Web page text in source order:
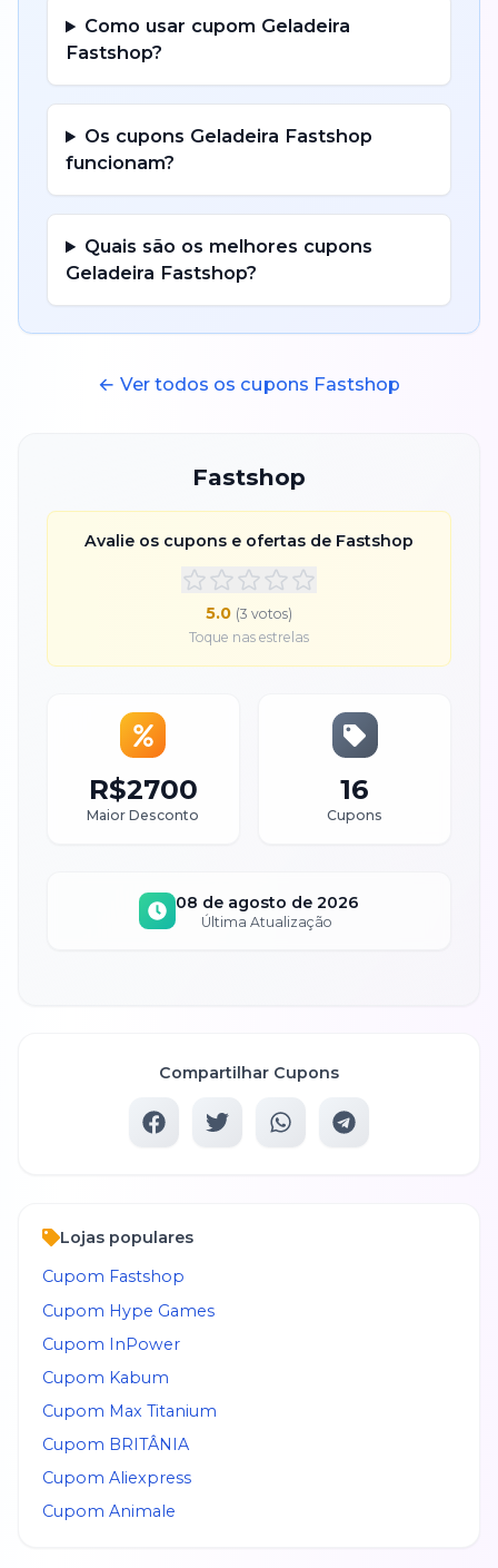
Como usar cupom Geladeira
Fastshop?
Os cupons Geladeira Fastshop
funcionam?
Quais são os melhores cupons
Geladeira Fastshop?
← Ver todos os cupons Fastshop
Fastshop
Avalie os cupons e ofertas de Fastshop
5.0 (3 votos)
Toque nas estrelas
R$2700
Maior Desconto
16
Cupons
08 de agosto de 2026
Última Atualização
Compartilhar Cupons
Lojas populares
Cupom Fastshop
Cupom Hype Games
Cupom InPower
Cupom Kabum
Cupom Max Titanium
Cupom BRITÂNIA
Cupom Aliexpress
Cupom Animale